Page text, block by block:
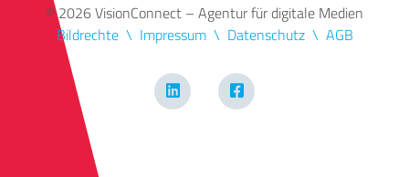
© 2026 VisionConnect – Agentur für digitale Medien
Bildrechte
Impressum Datenschutz AGB
LinkedIn Facebook